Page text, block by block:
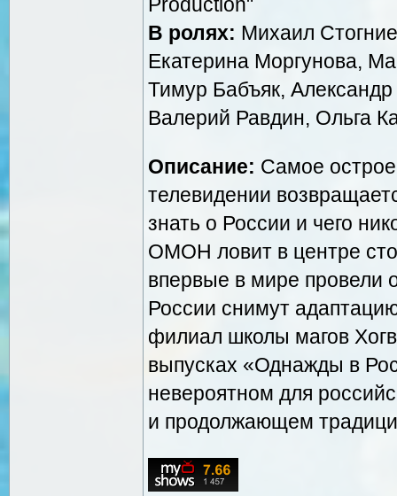
В ролях: Михаил
Екатерина Моргунова,
Тимур Бабъяк,
Валерий Равдин, Ольга
Описание: Самое
телевидении
знать о России и чего
ОМОН ловит в центре
впервые в мире провели
России снимут
филиал школы магов
выпусках «Однажды в
невероятном для
и продолжающем